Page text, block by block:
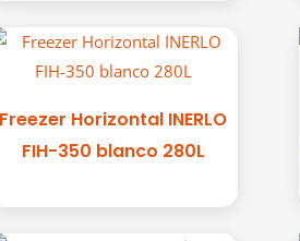
Freezer Horizontal INERLO
FIH-350 blanco 280L